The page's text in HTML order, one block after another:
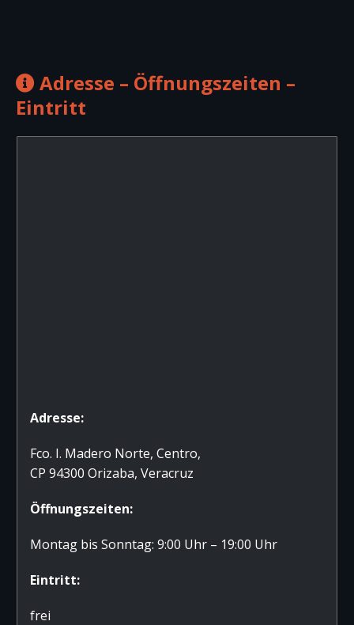
Adresse – Öffnungszeiten –
Eintritt
Adresse:
Fco. I. Madero Norte, Centro,
CP 94300 Orizaba, Veracruz
Öffnungszeiten:
Montag bis Sonntag: 9:00 Uhr – 19:00 Uhr
Eintritt:
frei